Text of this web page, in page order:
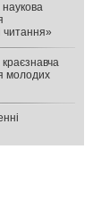
читання»
молодих